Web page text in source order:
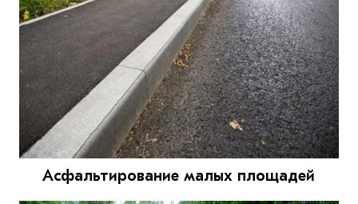
Асфальтирование малых площадей